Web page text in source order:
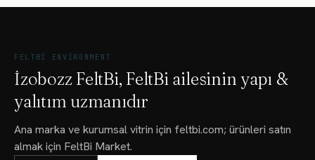
FELTBI ENVIRONMENT
İzobozz FeltBi, FeltBi ailesinin yapı &
yalıtım uzmanıdır
Ana marka ve kurumsal vitrin için feltbi.com; ürünleri satın
almak için FeltBi Market.